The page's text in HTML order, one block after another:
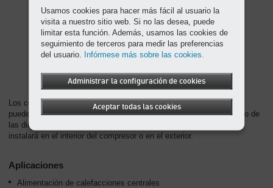
Los compresores de tornillos a partir de la serie SM (desde 7.5 hp)
pueden equiparse con intercambiadores de calor PTG. Dependiendo de
las dimensiones del compresor, el intercambiador de calor PTG se
instalará en el interior del compresor o en el exterior.
Aplicaciones
Alimentación de calefacciones centrales
Usamos cookies para hacer más fácil al usuario la
visita a nuestro sitio web. Si no las desea, puede
limitar esta función. Además, usamos las cookies de
seguimiento de terceros para medir las preferencias
del usuario. Infórmese más sobre las cookies.
Administrar la configuración de cookies
Aceptar todas las cookies